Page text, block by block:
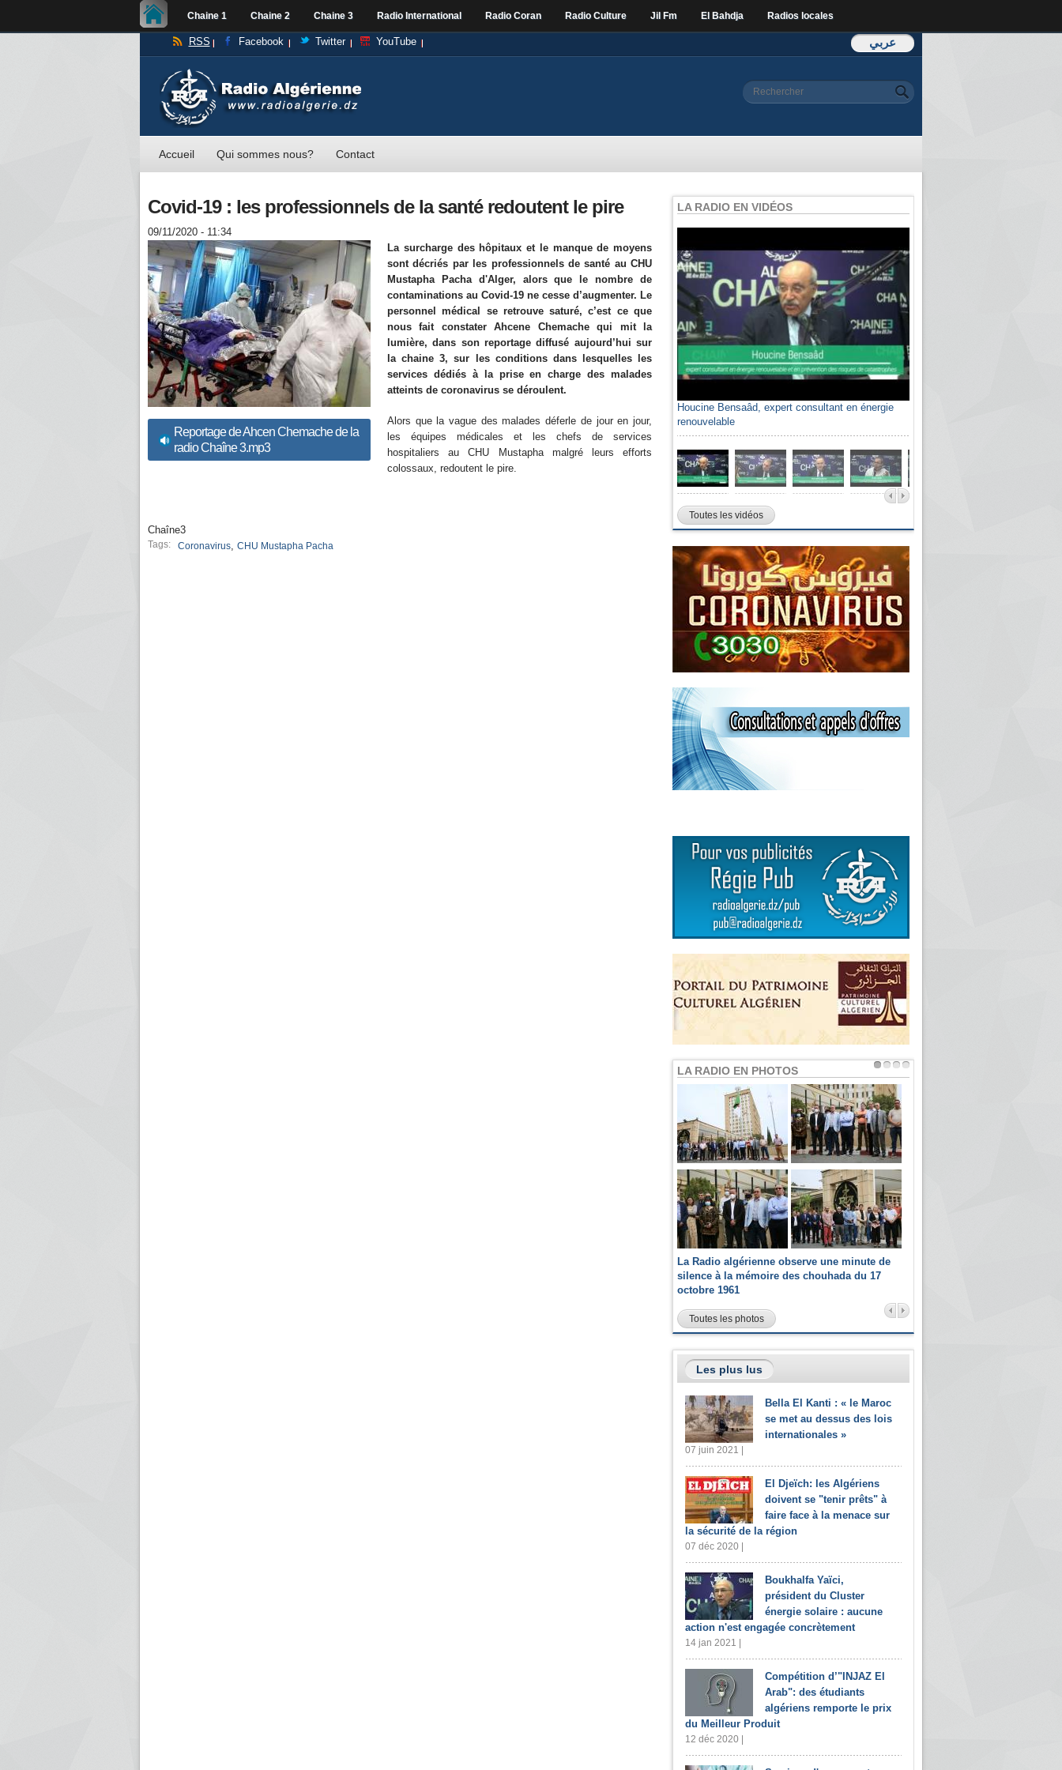
Chaine 1 Chaine 2 Chaine 3 Radio International Radio Coran Radio Culture Jil Fm El Bahdja Radios locales
عربي RSS Facebook Twitter YouTube
Formulaire de
Rechercher
Accueil Qui sommes nous? Contact
Covid-19 : les professionnels de la santé redoutent le pire
09/11/2020 - 11:34
Reportage de Ahcen Chemache de la
radio Chaîne 3.mp3
La surcharge des hôpitaux et le manque de moyens
sont décriés par les professionnels de santé au CHU
Mustapha Pacha d'Alger, alors que le nombre de
contaminations au Covid-19 ne cesse d’augmenter. Le
personnel médical se retrouve saturé, c’est ce que
nous fait constater Ahcene Chemache qui mit la
lumière, dans son reportage diffusé aujourd’hui sur
la chaine 3, sur les conditions dans lesquelles les
services dédiés à la prise en charge des malades
atteints de coronavirus se déroulent.
Alors que la vague des malades déferle de jour en jour,
les équipes médicales et les chefs de services
hospitaliers au CHU Mustapha malgré leurs efforts
colossaux, redoutent le pire.
Chaîne3
Tags: Coronavirus, CHU Mustapha Pacha
LA RADIO EN VIDÉOS
Houcine Bensaâd, expert consultant en énergie
renouvelable
Toutes les vidéos
LA RADIO EN PHOTOS
La Radio algérienne observe une minute de
silence à la mémoire des chouhada du 17
octobre 1961
Toutes les photos
Les plus lus
Bella El Kanti : « le Maroc
se met au dessus des lois
internationales »
07 juin 2021 |
El Djeïch: les Algériens
doivent se "tenir prêts" à
faire face à la menace sur
la sécurité de la région
07 déc 2020 |
Boukhalfa Yaïci,
président du Cluster
énergie solaire : aucune
action n'est engagée concrètement
14 jan 2021 |
Compétition d’"INJAZ El
Arab": des étudiants
algériens remporte le prix
du Meilleur Produit
12 déc 2020 |